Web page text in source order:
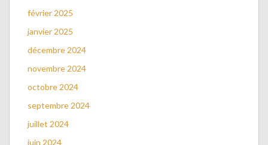
février 2025
janvier 2025
décembre 2024
novembre 2024
octobre 2024
septembre 2024
juillet 2024
juin 2024